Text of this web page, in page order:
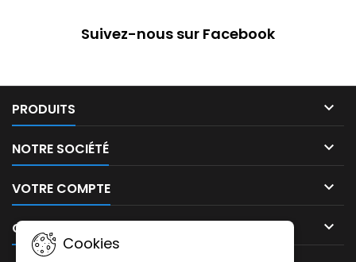
Suivez-nous sur Facebook
PRODUITS 
NOTRE SOCIÉTÉ 
VOTRE COMPTE 
CONTACT 
Cookies